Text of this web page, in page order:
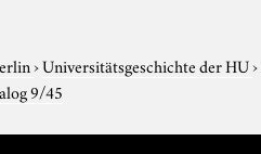
›Universitätsgeschichte der HU›
9/45